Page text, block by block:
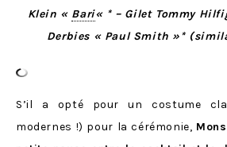
Klein « Bari« * – Gilet Tommy
Derbies « Paul Smith »*
S’il a opté pour un costume
modernes !) pour la cérémonie,